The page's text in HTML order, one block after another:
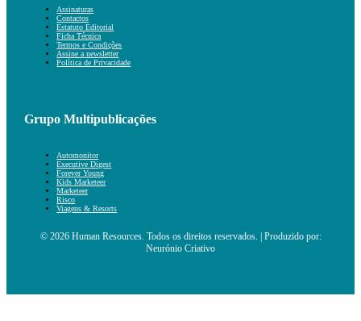
Assinaturas
Contactos
Estatuto Editorial
Ficha Técnica
Termos e Condições
Assine a newsletter
Política de Privacidade
Grupo Multipublicações
Automonitor
Executive Digest
Forever Young
Kids Marketeer
Marketeer
Risco
Viagens & Resorts
© 2026 Human Resources. Todos os direitos reservados. | Produzido por:
Neurónio Criativo